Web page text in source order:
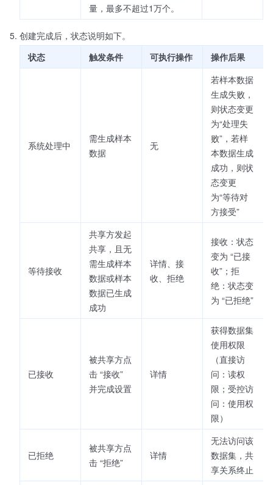
量，最多不超过1万个。
创建完成后，状态说明如下。
状态
触发条件 可执行操作 操作后果
系统处理中
需生成样本
数据
无
若样本数据
生成失败，
则状态变更
为“处理失
败”，若样
本数据生成
成功，则状
态变更
为“等待对
方接受”
等待接收
共享方发起
共享，且无
需生成样本
数据或样本
数据已生成
成功
详情、接
收、拒绝
接收：状态
变为 “已接
收”；拒
绝：状态变
为 “已拒绝”
已接收
被共享方点
击 “接收”
并完成设置
详情
获得数据集
使用权限
（直接访
问：读权
限；受控访
问：使用权
限）
已拒绝
被共享方点
击 “拒绝”
详情
无法访问该
数据集，共
享关系终止